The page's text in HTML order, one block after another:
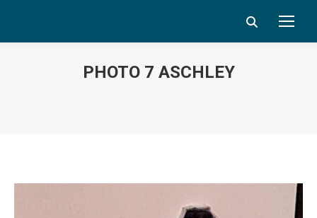
Search:
PHOTO 7 ASCHLEY